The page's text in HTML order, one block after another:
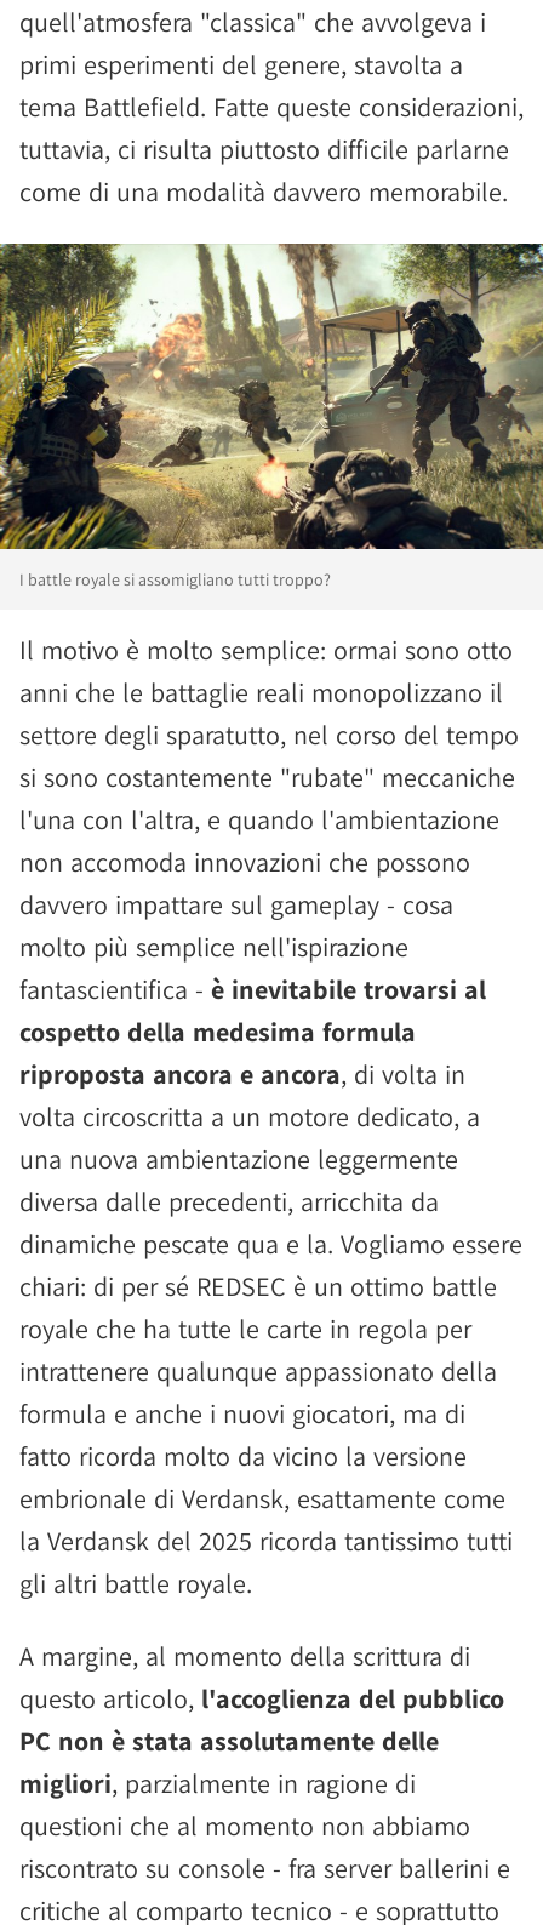
quell'atmosfera "classica" che avvolgeva i
primi esperimenti del genere, stavolta a
tema Battlefield. Fatte queste considerazioni,
tuttavia, ci risulta piuttosto difficile parlarne
come di una modalità davvero memorabile.
I battle royale si assomigliano tutti troppo?
Il motivo è molto semplice: ormai sono otto
anni che le battaglie reali monopolizzano il
settore degli sparatutto, nel corso del tempo
si sono costantemente "rubate" meccaniche
l'una con l'altra, e quando l'ambientazione
non accomoda innovazioni che possono
davvero impattare sul gameplay - cosa
molto più semplice nell'ispirazione
fantascientifica - è inevitabile trovarsi al
cospetto della medesima formula
riproposta ancora e ancora, di volta in
volta circoscritta a un motore dedicato, a
una nuova ambientazione leggermente
diversa dalle precedenti, arricchita da
dinamiche pescate qua e la. Vogliamo essere
chiari: di per sé REDSEC è un ottimo battle
royale che ha tutte le carte in regola per
intrattenere qualunque appassionato della
formula e anche i nuovi giocatori, ma di
fatto ricorda molto da vicino la versione
embrionale di Verdansk, esattamente come
la Verdansk del 2025 ricorda tantissimo tutti
gli altri battle royale.
A margine, al momento della scrittura di
questo articolo, l'accoglienza del pubblico
PC non è stata assolutamente delle
migliori, parzialmente in ragione di
questioni che al momento non abbiamo
riscontrato su console - fra server ballerini e
critiche al comparto tecnico - e soprattutto